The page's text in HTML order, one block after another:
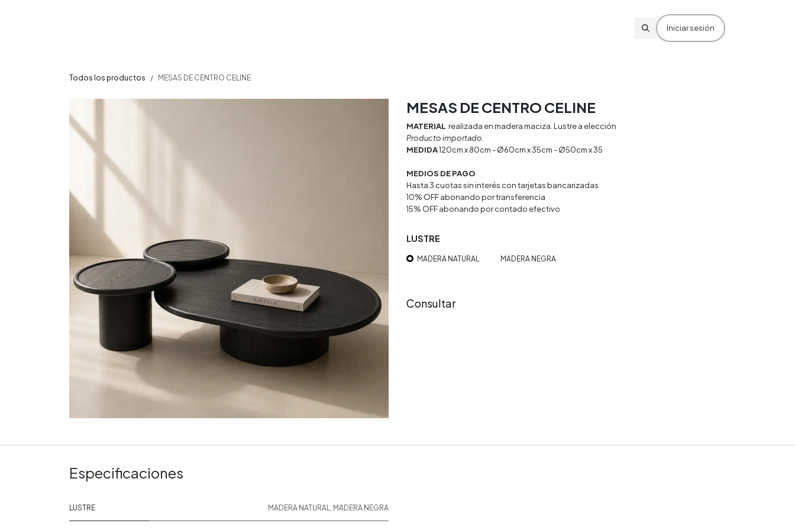
Iniciar sesión
Todos los productos MESAS DE CENTRO CELINE
MESAS DE CENTRO CELINE
MATERIAL realizada en madera maciza. Lustre a elección
Producto importado.
MEDIDA120cm x 80cm - Ø60cm x 35cm - Ø50cm x 35
MEDIOS DE PAGO
Hasta 3 cuotas sin interés con tarjetas bancarizadas
10% OFF abonando por transferencia
15% OFF abonando por contado efectivo
LUSTRE
MADERA NATURAL MADERA NEGRA
Consultar
Especificaciones
LUSTRE MADERA NATURAL, MADERA NEGRA